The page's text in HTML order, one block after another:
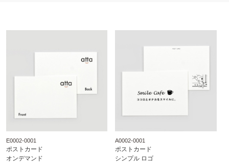
E0002-0001
ポストカード
オンデマンド
A0002-0001
ポストカード
シンプル ロゴ